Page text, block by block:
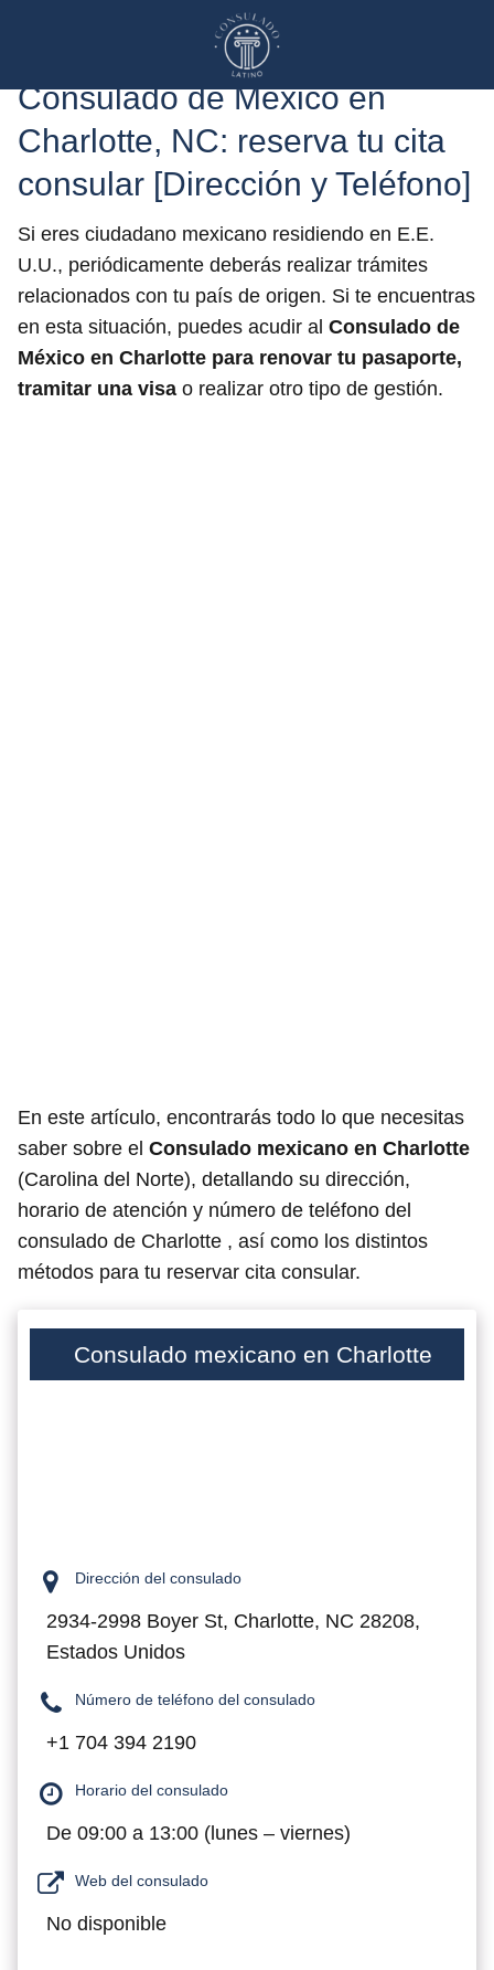
Consulado de México en
Charlotte, NC: reserva tu cita
consular [Dirección y Teléfono]
Si eres ciudadano mexicano residiendo en E.E.
U.U., periódicamente deberás realizar trámites
relacionados con tu país de origen. Si te encuentras
en esta situación, puedes acudir al Consulado de
México en Charlotte para renovar tu pasaporte,
tramitar una visa o realizar otro tipo de gestión.
En este artículo, encontrarás todo lo que necesitas
saber sobre el Consulado mexicano en Charlotte
(Carolina del Norte), detallando su dirección,
horario de atención y número de teléfono del
consulado de Charlotte , así como los distintos
métodos para tu reservar cita consular.
Consulado mexicano en Charlotte
Dirección del consulado
2934-2998 Boyer St, Charlotte, NC 28208,
Estados Unidos
Número de teléfono del consulado
+1 704 394 2190
Horario del consulado
De 09:00 a 13:00 (lunes – viernes)
Web del consulado
No disponible